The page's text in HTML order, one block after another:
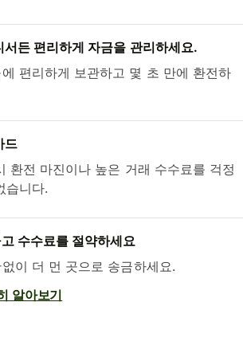
서든 편리하게 자금을 관리하세요.
편리하게 보관하고 몇 초 만에 환전하
드
환전 마진이나 높은 거래 수수료를 걱정
습니다.
수수료를 절약하세요
이 더 먼 곳으로 송금하세요.
알아보기